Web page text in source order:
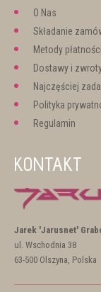
O Nas
Składanie
Metody płatności
Dostawy i
Najczęściej
Polityka
Regulamin
KONTAKT
Jarek 'Jarusnet'
ul. Wschodnia 38
63-500 Olszyna, Polska